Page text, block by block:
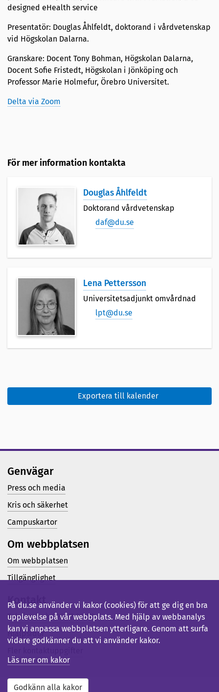
designed eHealth service
Presentatör: Douglas Åhlfeldt, doktorand i vårdvetenskap
vid Högskolan Dalarna.
Granskare: Docent Tony Bohman, Högskolan Dalarna,
Docent Sofie Fristedt, Högskolan i Jönköping och
Professor Marie Holmefur, Örebro Universitet.
Delta via Zoom
För mer information kontakta
Douglas Åhlfeldt
Doktorand vårdvetenskap
daf@du.se
Lena Pettersson
Universitetsadjunkt omvårdnad
lpt@du.se
Exportera till kalender
Genvägar
Press och media
Kris och säkerhet
Campuskartor
Om webbplatsen
Om webbplatsen
Tillgänglighet
Kontakt
Telefon (vx): 023-77 80 00
Hjälpsidor
På du.se använder vi kakor (cookies) för att ge dig en bra
upplevelse på vår webbplats. Med hjälp av webbanalys
kan vi anpassa webbplatsen ytterligare. Genom att surfa
vidare godkänner du att vi använder kakor.
Läs mer om kakor
Godkänn alla kakor